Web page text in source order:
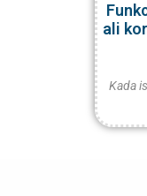
ali
Kada